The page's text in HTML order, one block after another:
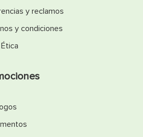
y reclamos
y condiciones